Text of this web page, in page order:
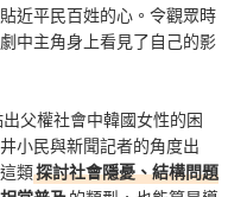
近平民百姓的心。令觀眾時
中主角身上看見了自己的影
父權社會中韓國女性的困
小民與新聞記者的角度出
類探討社會隱憂、結構問題